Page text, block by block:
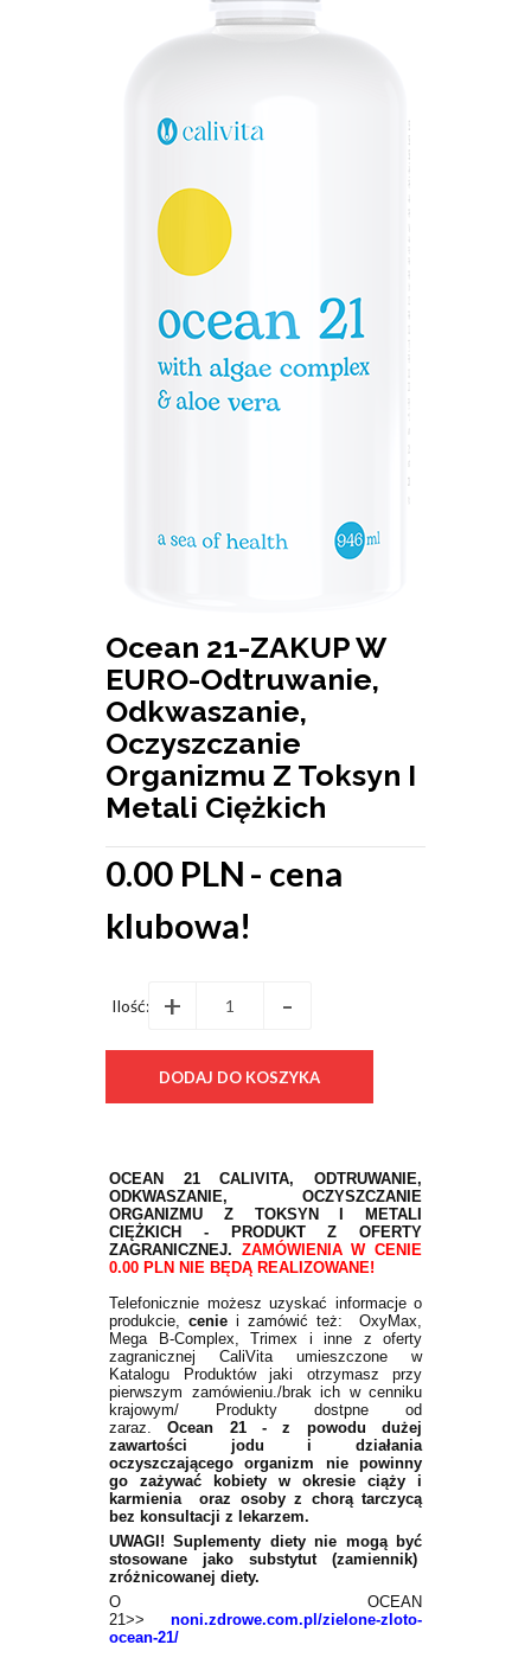
Ocean 21-ZAKUP W
EURO-Odtruwanie,
Odkwaszanie,
Oczyszczanie
Organizmu Z Toksyn I
Metali Ciężkich
0.00 PLN - cena
klubowa!
Ilość: + -
OCEAN 21 CALIVITA, ODTRUWANIE,
ODKWASZANIE, OCZYSZCZANIE
ORGANIZMU Z TOKSYN I METALI
CIĘŻKICH - PRODUKT Z OFERTY
ZAGRANICZNEJ. ZAMÓWIENIA W CENIE
0.00 PLN NIE BĘDĄ REALIZOWANE!
Telefonicznie możesz uzyskać informacje o
produkcie, cenie i zamówić też: OxyMax,
Mega B-Complex, Trimex i inne z oferty
zagranicznej CaliVita umieszczone w
Katalogu Produktów jaki otrzymasz przy
pierwszym zamówieniu./brak ich w cenniku
krajowym/ Produkty dostpne od
zaraz.
Ocean 21 - z powodu dużej
zawartości jodu i działania
oczyszczającego organizm nie powinny
go zażywać kobiety w okresie ciąży i
karmienia oraz osoby z chorą tarczycą
bez konsultacji z lekarzem.
UWAGI! Suplementy diety nie mogą być
stosowane jako substytut (zamiennik)
zróżnicowanej diety.
O OCEAN
21>>
noni.zdrowe.com.pl/zielone-zloto-
ocean-21/